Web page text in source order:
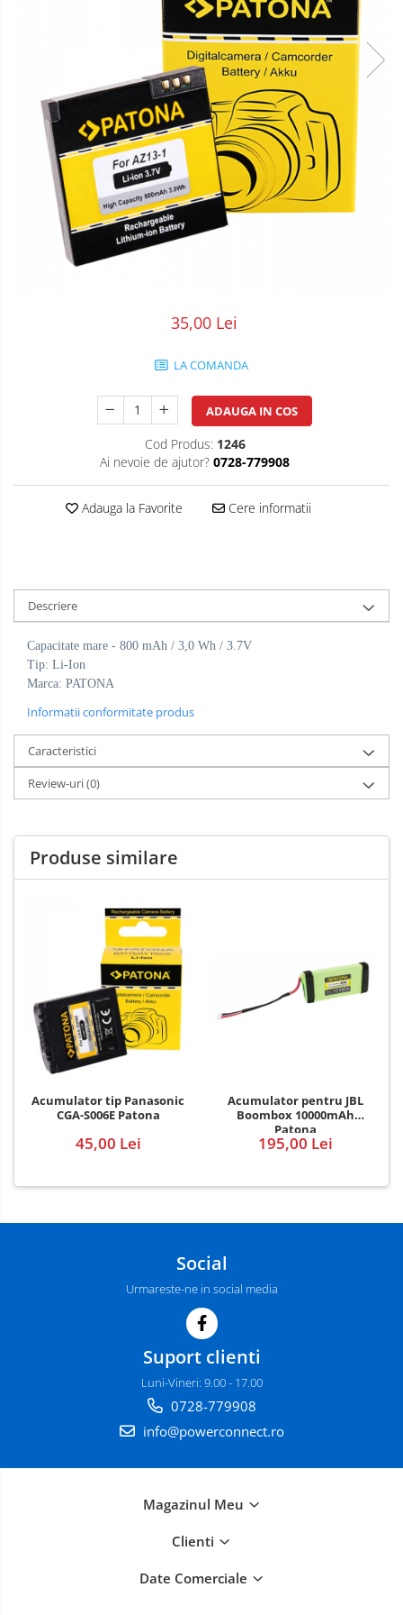
POS/Scanere coduri de bare
Smartwatch
35,00 Lei
LA COMANDA
ADAUGA IN COS
Cod Produs: 1246
Ai nevoie de ajutor? 0728-779908
Adauga la Favorite Cere informatii
Descriere
Capacitate mare - 800 mAh / 3,0 Wh / 3.7V
Tip: Li-Ion
Marca: PATONA
Informatii conformitate produs
Caracteristici
Review-uri(0)
Produse similare
Acumulator tip Panasonic
CGA-S006E Patona
45,00 Lei
Acumulator pentru JBL
Boombox 10000mAh
Patona
195,00 Lei
Social
Urmareste-ne in social media
Suport clienti
Luni-Vineri: 9.00 - 17.00
0728-779908
info@powerconnect.ro
Magazinul Meu
Clienti
Date Comerciale